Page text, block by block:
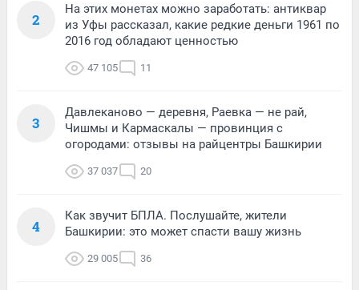
2
На этих монетах можно заработать: антиквар
из Уфы рассказал, какие редкие деньги 1961 по
2016 год обладают ценностью
47 105 11
3
Давлеканово — деревня, Раевка — не рай,
Чишмы и Кармаскалы — провинция с
огородами: отзывы на райцентры Башкирии
37 037 20
4
Как звучит БПЛА. Послушайте, жители
Башкирии: это может спасти вашу жизнь
29 005 36